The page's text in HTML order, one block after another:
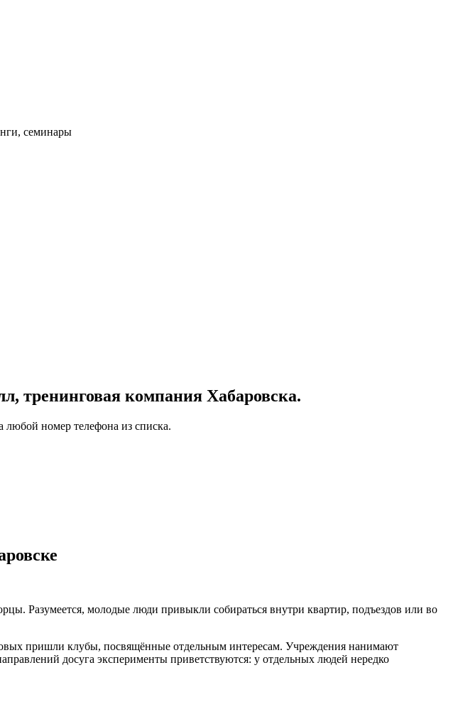
семинары
тренинговая компания Хабаровска.
любой номер телефона из списка.
Разумеется, молодые люди привыкли собираться внутри квартир, подъездов или во
пришли клубы, посвящённые отдельным интересам. Учреждения нанимают
досуга эксперименты приветствуются: у отдельных людей нередко